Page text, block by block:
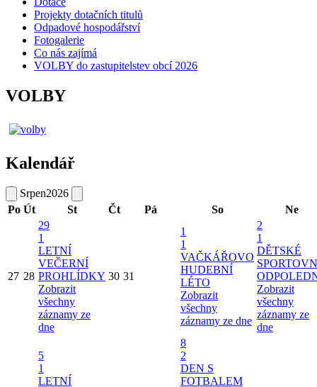
Projekty dotačních titulů
Odpadové hospodářství
Fotogalerie
Co nás zajímá
VOLBY do zastupitelstev obcí 2026
VOLBY
Kalendář
Srpen2026
Po Út St Čt Pá So Ne
27 28
29
1
LETNÍ
VEČERNÍ
PROHLÍDKY
Zobrazit
všechny
záznamy ze
dne
30 31
1
1
VAČKÁŘOVO
HUDEBNÍ
LÉTO
Zobrazit
všechny
záznamy ze dne
2
1
DĚTSKÉ
Zobrazit
všechny
záznamy ze
dne
5
1
LETNÍ
8
2
DEN S
FOTBALEM